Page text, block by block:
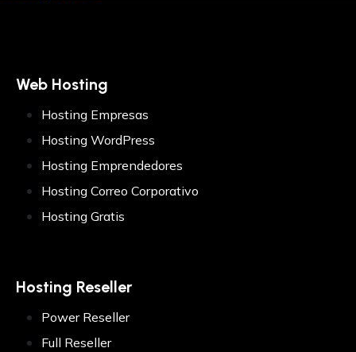
Full Reseller
Impulsa tu marca de hosting
Domina el mundo del hosting
Certificado SLL
Positive SSL multi-domain
Web Hosting
Hosting Empresas
Hosting WordPress
Hosting Emprendedores
Hosting Correo Corporativo
Hosting Gratis
Hosting Reseller
Power Reseller
Full Reseller